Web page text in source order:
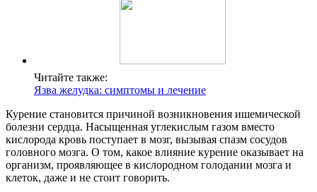
Читайте также:
Язва желудка: симптомы и лечение
Курение становится причиной возникновения ишемической
болезни сердца. Насыщенная углекислым газом вместо
кислорода кровь поступает в мозг, вызывая спазм сосудов
головного мозга. О том, какое влияние курение оказывает на
организм, проявляющее в кислородном голодании мозга и
клеток, даже и не стоит говорить.